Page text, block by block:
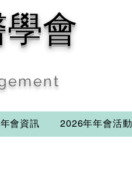
會
會資訊 2026年年會活動